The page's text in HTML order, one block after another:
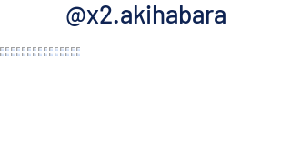
@x2.akihabara